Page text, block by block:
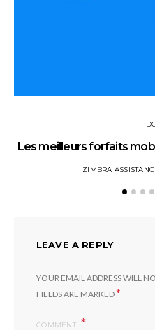
Les meilleurs forfaits
ZIMBRA
LEAVE A REPLY
YOUR EMAIL ADDRESS WILL
FIELDS ARE MARKED*
COMMENT